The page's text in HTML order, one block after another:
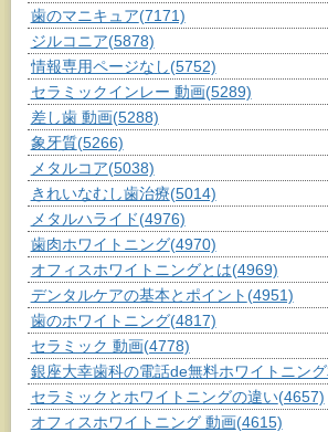
歯のマニキュア(7171)
ジルコニア(5878)
情報専用ページなし(5752)
セラミックインレー 動画(5289)
差し歯 動画(5288)
象牙質(5266)
メタルコア(5038)
きれいなむし歯治療(5014)
メタルハライド(4976)
歯肉ホワイトニング(4970)
オフィスホワイトニングとは(4969)
デンタルケアの基本とポイント (4951)
歯のホワイトニング(4817)
セラミック 動画(4778)
銀座大幸歯科の電話de無料ホワイトニン
セラミックとホワイトニングの違い(4657)
オフィスホワイトニング 動画(4615)